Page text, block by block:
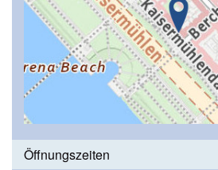
Öffnungszeiten